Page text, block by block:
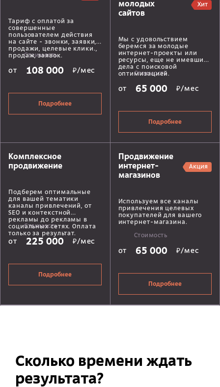
Тариф с оплатой за
совершенные
пользователем действия
на сайте - звонки, заявки,
продажи, целевые клики.,
продаж, заявок.
Стоимость
от 108 000 ₽/мес
Подробнее
молодых
сайтов
Хит
Мы с удовольствием
беремся за молодые
интернет-проекты или
ресурсы, еще не имевшие
дела с поисковой
оптимизацией.
Стоимость
от 65 000 ₽/мес
Подробнее
Комплексное
продвижение
Подберем оптимальные
для вашей тематики
каналы привлечений, от
SEO и контекстной
рекламы до рекламы в
социальных сетях. Оплата
только за результат.
Стоимость
от 225 000 ₽/мес
Подробнее
Продвижение
интернет-
магазинов
Акция
Используем все каналы
привлечения целевых
покупателей для вашего
интернет-магазина.
Стоимость
от 65 000 ₽/мес
Подробнее
Сколько времени ждать
результата?